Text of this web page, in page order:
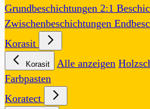
Grundbeschichtungen 2:1
Zwischenbeschichtungen
Korasit
Korasit Alle anzeigen
Farbpasten
Koratect